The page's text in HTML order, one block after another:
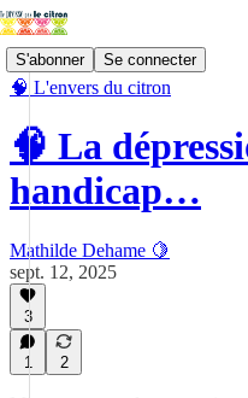
S'abonner Se connecter
🧠 L'envers du citron
🧠 La
handicap…
Mathilde Dehame 🍋
sept. 12, 2025
3
1 2